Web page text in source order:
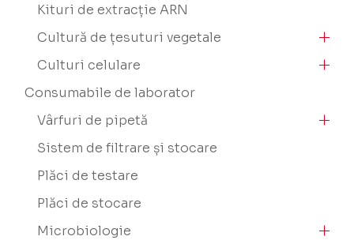
Kituri de extracție ARN
Cultură de țesuturi vegetale
Culturi celulare
Consumabile de laborator
Vârfuri de pipetă
Sistem de filtrare și stocare
Plăci de testare
Plăci de stocare
Microbiologie